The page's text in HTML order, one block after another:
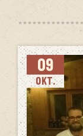
09
OKT.